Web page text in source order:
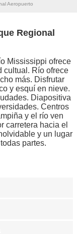
Aeropuerto
Regional
Mississippi ofrece
cultual. Río ofrece
más. Disfrutar
y esquí en nieve.
Diapositiva
Centros
y el río ven
carretera hacia el
y un lugar
partes.